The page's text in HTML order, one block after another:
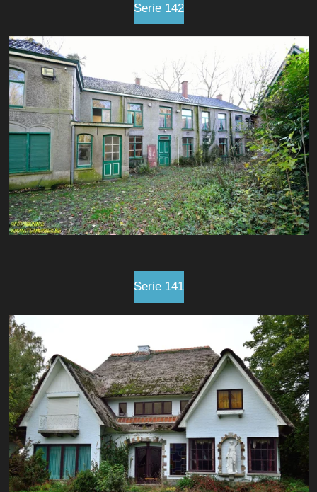
Serie 142
Serie 141